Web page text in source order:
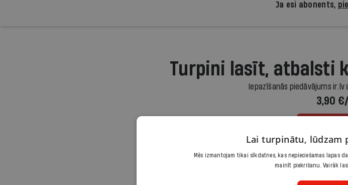
Ja esi abonents,
Turpini lasīt, atbalsti
Iepazīšanās piedāvājums
3,90
Citas
Lai turpinātu, lūdzam
Mēs izmantojam tikai sīkdatnes, kas nepieciešamas lapas
mainīt piekrišanu. Vairāk